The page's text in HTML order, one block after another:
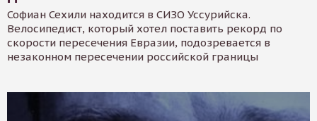
Софиан Сехили находится в СИЗО Уссурийска.
Велосипедист, который хотел поставить рекорд по
скорости пересечения Евразии, подозревается в
незаконном пересечении российской границы